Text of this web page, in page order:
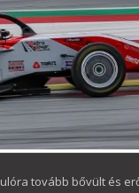
tovább bővült és